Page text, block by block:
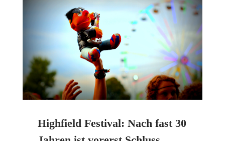
Highfield Festival: Nach fast 30